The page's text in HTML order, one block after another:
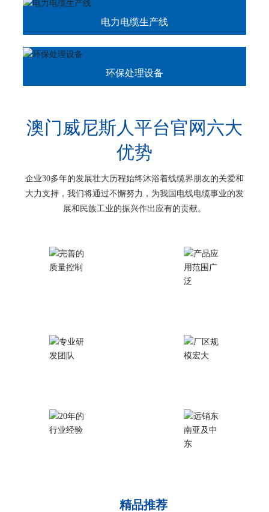
电力电缆生产线
环保处理设备
澳门威尼斯人平台官网六大
优势
企业30多年的发展壮大历程始终沐浴着线缆界朋友的关爱和
大力支持，我们将通过不懈努力，为我国电线电缆事业的发
展和民族工业的振兴作出应有的贡献。
精品推荐